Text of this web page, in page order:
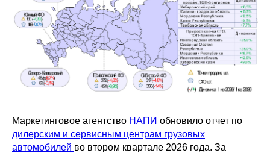
Маркетинговое агентство НАПИ обновило отчет по
дилерским и сервисным центрам грузовых
автомобилей во втором квартале 2026 года. За